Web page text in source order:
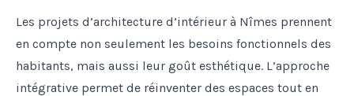
Les projets d’architecture d’intérieur à Nîmes prennent
en compte non seulement les besoins fonctionnels des
habitants, mais aussi leur goût esthétique. L’approche
intégrative permet de réinventer des espaces tout en